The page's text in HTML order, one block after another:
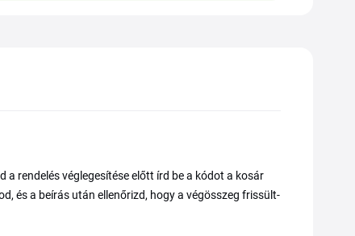
rendelés véglegesítése előtt írd be a kódot a kosár
és a beírás után ellenőrizd, hogy a végösszeg frissült-